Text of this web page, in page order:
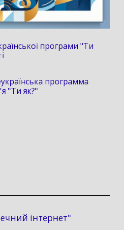
програми "Ти
программа
"Ти як?"
інтернет"